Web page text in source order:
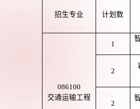
招生专业 计划数
086100
交通运输工程
1
2
2